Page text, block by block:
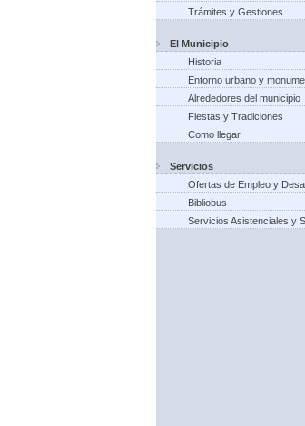
Trámites y Gestiones
El Municipio
Historia
Entorno urbano y
Alrededores del municipio
Fiestas y Tradiciones
Como llegar
Servicios
Ofertas de Empleo y
Bibliobus
Servicios Asistenciales y